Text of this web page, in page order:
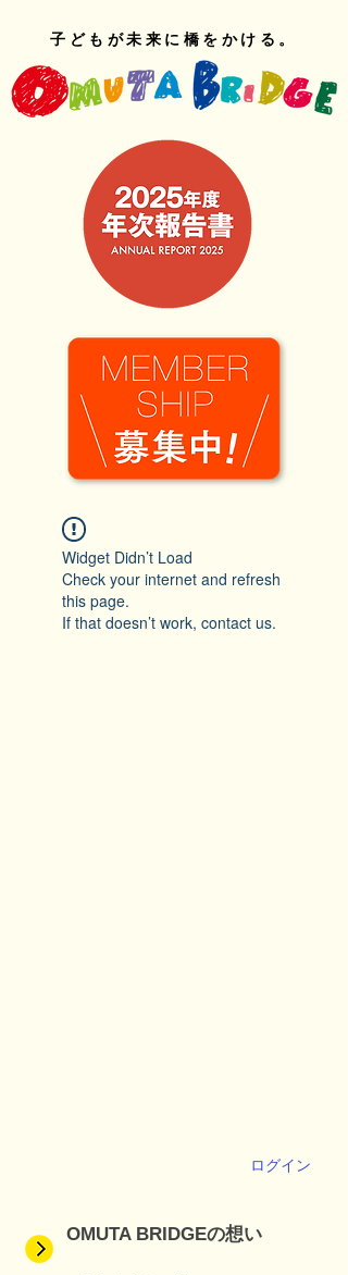
子どもが未来に橋をかける。
Widget Didn’t Load
Check your internet and refresh
this page.
If that doesn’t work, contact us.
ログイン
OMUTA BRIDGEの想い